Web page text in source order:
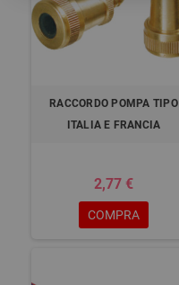
RACCORDO POMPA TIPO
ITALIA E FRANCIA
2,77 €
COMPRA